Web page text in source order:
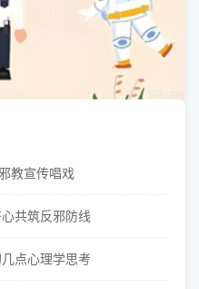
教宣传唱戏
共筑反邪防线
点心理学思考